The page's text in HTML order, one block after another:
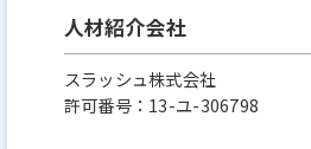
人材紹介会社
スラッシュ株式会社
許可番号：13-ユ-306798